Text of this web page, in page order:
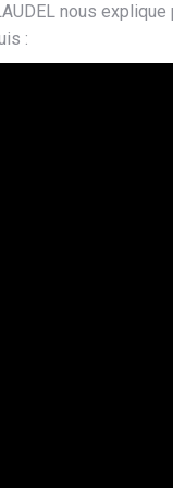
nous
: